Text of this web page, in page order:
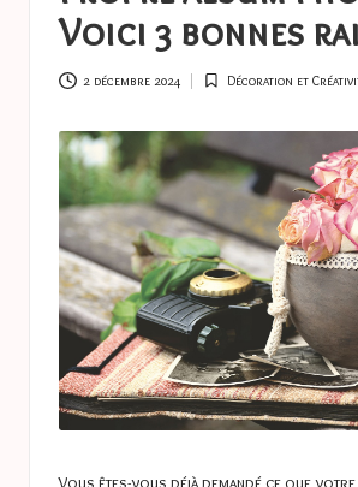
e
s
a
s
t
u
c
e
s
Voici 3 bonnes
2 décembre 2024
Posted
Décoration et
Vous êtes-vous déjà demandé ce que